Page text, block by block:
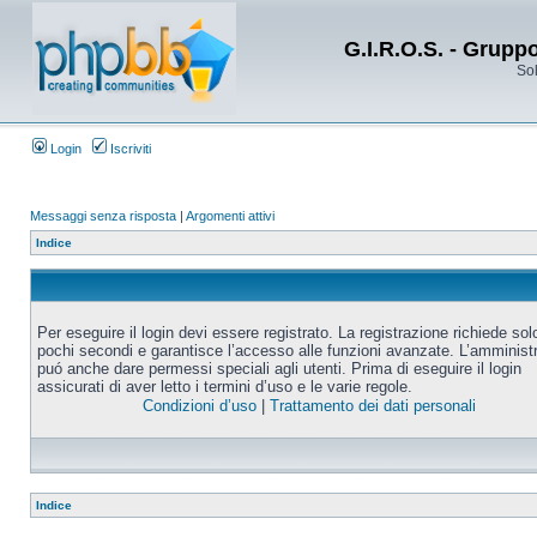
G.I.R.O.S. -
Login Iscriviti
Messaggi senza risposta | Argomenti attivi
Indice
Per eseguire il login devi essere registrato. La registrazione richiede
pochi secondi e garantisce l’accesso alle funzioni avanzate.
puó anche dare permessi speciali agli utenti. Prima di eseguire il login
assicurati di aver letto i termini d’uso e le varie regole.
Condizioni d’uso| Trattamento dei dati personali
Indice